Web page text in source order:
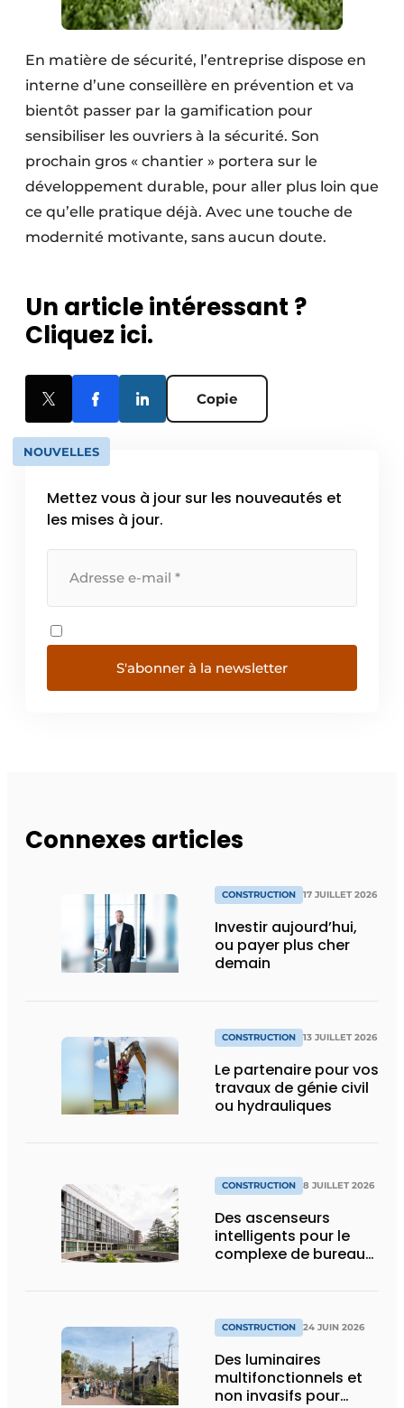
En matière de sécurité, l’entreprise dispose en
interne d’une conseillère en prévention et va
bientôt passer par la gamification pour
sensibiliser les ouvriers à la sécurité. Son
prochain gros « chantier » portera sur le
développement durable, pour aller plus loin que
ce qu’elle pratique déjà. Avec une touche de
modernité motivante, sans aucun doute.
Un article intéressant ?
Cliquez ici.
Copie
NOUVELLES
Mettez vous à jour sur les nouveautés et
les mises à jour.
S'abonner à la newsletter
Connexes articles
CONSTRUCTION 17 JUILLET 2026
Investir aujourd’hui,
ou payer plus cher
demain
CONSTRUCTION 13 JUILLET 2026
Le partenaire pour vos
travaux de génie civil
ou hydrauliques
CONSTRUCTION 8 JUILLET 2026
Des ascenseurs
intelligents pour le
complexe de bureaux
CONSTRUCTION 24 JUIN 2026
Des luminaires
multifonctionnels et
non invasifs pour